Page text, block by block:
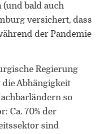
(und bald auch
versichert, dass
der Pandemie
Regierung
Abhängigkeit
so
Ca. 70% der
sind